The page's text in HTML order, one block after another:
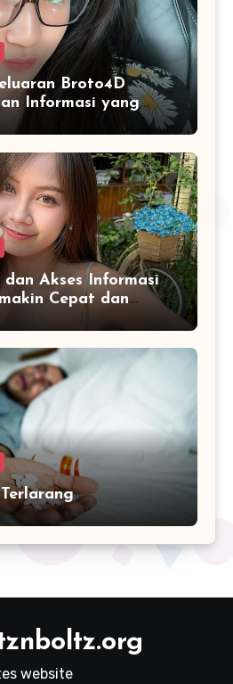
Broto4D
Informasi yang
Akses Informasi
Cepat dan
website